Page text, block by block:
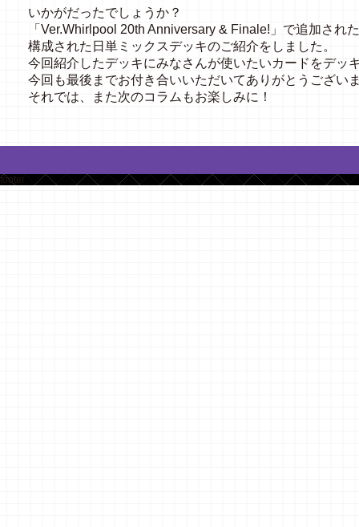
いかがだったでしょうか？
「Ver.Whirlpool 20th Anniversary & Finale!」で追加され
構成された日単ミックスデッキのご紹介をしました。
今回紹介したデッキにみなさんが使いたいカードをデッ
今回も最後までお付き合いいただいてありがとうござい
それでは、また次のコラムもお楽しみに！
footer